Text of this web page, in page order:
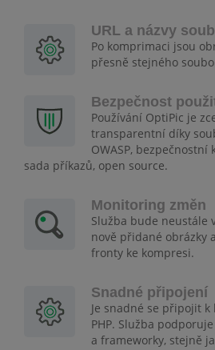
URL a názvy
Po komprimaci jsou
přesně stejného
Bezpečnost
Používání OptiPic je
transparentní díky
OWASP,
sada příkazů, open source.
Monitoring změn
Služba bude neustále
nově přidané obrázky
fronty ke kompresi.
Snadné připojení
Je snadné se připojit
PHP. Služba
a frameworky, stejně